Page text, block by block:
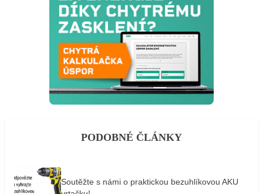
PODOBNÉ ČLÁNKY
Soutěžte s námi o praktickou bezuhlíkovou AKU